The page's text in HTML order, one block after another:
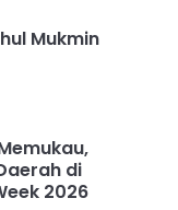
Mukmin
di
2026